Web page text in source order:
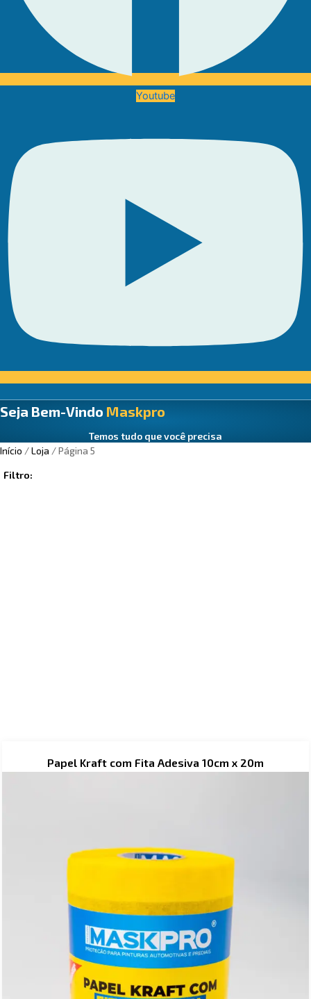
Youtube
Seja Bem-Vindo Maskpro
Temos tudo que você precisa
Início /Loja / Página 5
Filtro:
Papel Kraft com Fita Adesiva 10cm x 20m
range: